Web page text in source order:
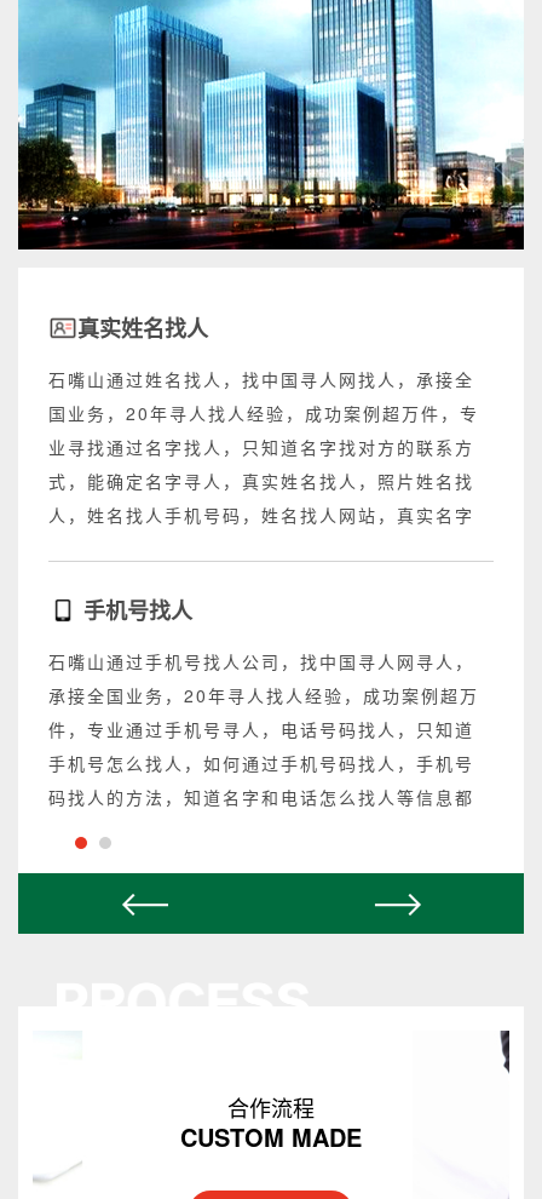
真实姓名找人
石嘴山通过姓名找人，找中国寻人网找人，承接全
国业务，20年寻人找人经验，成功案例超万件，专
业寻找通过名字找人，只知道名字找对方的联系方
式，能确定名字寻人，真实姓名找人，照片姓名找
人，姓名找人手机号码，姓名找人网站，真实名字
手机号找人
石嘴山通过手机号找人公司，找中国寻人网寻人，
承接全国业务，20年寻人找人经验，成功案例超万
件，专业通过手机号寻人，电话号码找人，只知道
手机号怎么找人，如何通过手机号码找人，手机号
码找人的方法，知道名字和电话怎么找人等信息都
可以操作，不成功不收费。
合作流程
CUSTOM MADE